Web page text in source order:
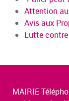
Attention
Avis aux
Lutte
MAIRIE